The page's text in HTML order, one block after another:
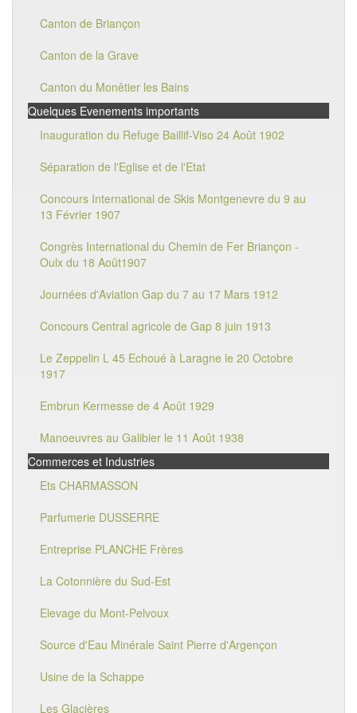
Canton de Briançon
Canton de la Grave
Canton du Monêtier les Bains
Quelques Evenements importants
Inauguration du Refuge Baillif-Viso 24 Août 1902
Séparation de l'Eglise et de l'Etat
Concours International de Skis Montgenevre du 9 au
13 Février 1907
Congrès International du Chemin de Fer Briançon -
Oulx du 18 Août1907
Journées d'Aviation Gap du 7 au 17 Mars 1912
Concours Central agricole de Gap 8 juin 1913
Le Zeppelin L 45 Echoué à Laragne le 20 Octobre
1917
Embrun Kermesse de 4 Août 1929
Manoeuvres au Galibier le 11 Août 1938
Commerces et Industries
Ets CHARMASSON
Parfumerie DUSSERRE
Entreprise PLANCHE Frères
La Cotonnière du Sud-Est
Elevage du Mont-Pelvoux
Source d'Eau Minérale Saint Pierre d'Argençon
Usine de la Schappe
Les Glacières